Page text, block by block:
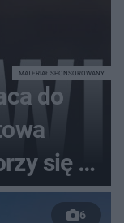
do
się w
MATERIAŁ SPONSOROWANY
6